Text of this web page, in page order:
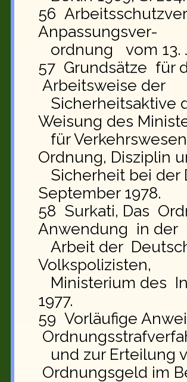
56
Anpassungsver-
ordnung vom 13.
57 Grundsätze für
Arbeitsweise der
Sicherheitsaktive
Weisung des
für
Ordnung, Disziplin
Sicherheit bei der
September 1978.
58 Surkati, Das
Anwendung in der
Arbeit der
Volkspolizisten,
Ministerium des
1977.
59 Vorläufige
und zur Erteilung
Ordnungsgeld im